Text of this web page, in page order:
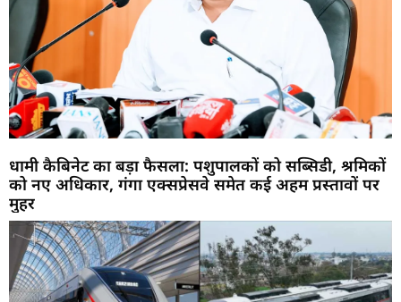
धामी कैबिनेट का बड़ा फैसला: पशुपालकों को सब्सिडी, श्रमिकों
को नए अधिकार, गंगा एक्सप्रेसवे समेत कई अहम प्रस्तावों पर
मुहर